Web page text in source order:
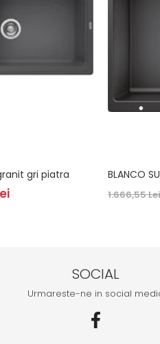
gri piatra BLANCO
1.666,55
SOCIAL
Urmareste-ne in social